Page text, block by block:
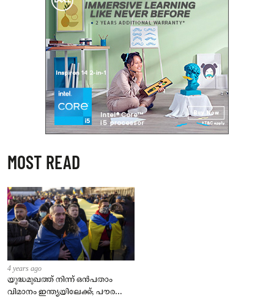
MOST READ
4 years ago
യുദ്ധമുഖത്ത് നിന്ന് ഒൻപതാം
വിമാനം ഇന്ത്യയിലേക്ക്; പൗരന്മാർ